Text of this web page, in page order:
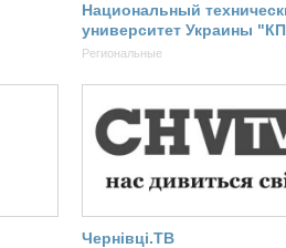
Национальный
университет Украины
Региональные
Чернівці.ТВ